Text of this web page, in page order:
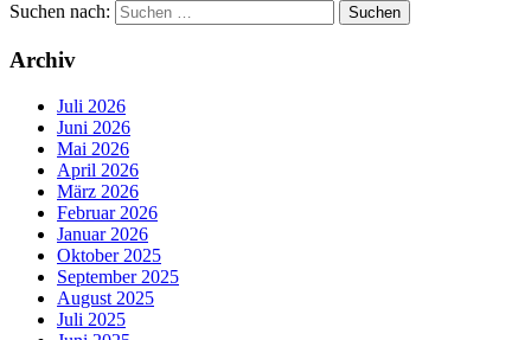
Suchen nach:
Archiv
Juli 2026
Juni 2026
Mai 2026
April 2026
März 2026
Februar 2026
Januar 2026
Oktober 2025
September 2025
August 2025
Juli 2025